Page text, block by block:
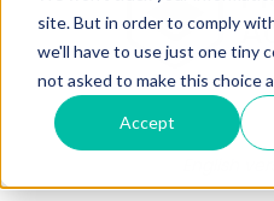
site. But in order to comply
we'll have to use just one tiny
not asked to make this choice
Accept